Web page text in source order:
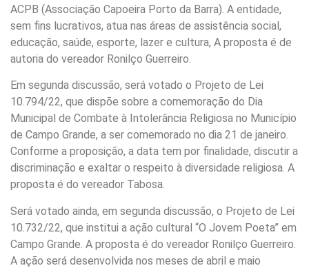
ACPB (Associação Capoeira Porto da Barra). A entidade,
sem fins lucrativos, atua nas áreas de assistência social,
educação, saúde, esporte, lazer e cultura, A proposta é de
autoria do vereador Ronilço Guerreiro.
Em segunda discussão, será votado o Projeto de Lei
10.794/22, que dispõe sobre a comemoração do Dia
Municipal de Combate à Intolerância Religiosa no Município
de Campo Grande, a ser comemorado no dia 21 de janeiro.
Conforme a proposição, a data tem por finalidade, discutir a
discriminação e exaltar o respeito à diversidade religiosa. A
proposta é do vereador Tabosa.
Será votado ainda, em segunda discussão, o Projeto de Lei
10.732/22, que institui a ação cultural “O Jovem Poeta” em
Campo Grande. A proposta é do vereador Ronilço Guerreiro.
A ação será desenvolvida nos meses de abril e maio